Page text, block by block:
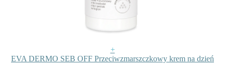
+
EVA DERMO SEB OFF Przeciwzmarszczkowy krem na dzień